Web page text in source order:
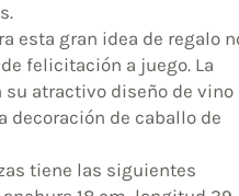
esta gran idea de regalo
felicitación a juego. La
atractivo diseño de vino
decoración de caballo de
tiene las siguientes